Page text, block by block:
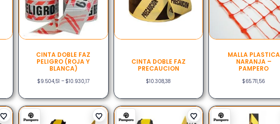
CINTA DOBLE FAZ
PELIGRO (ROJA Y
BLANCA)
$9.504,51 – $10.930,17
CINTA DOBLE FAZ
PRECAUCION
$10.308,38
MALLA PLASTICA
NARANJA –
PAMPERO
$65.711,56